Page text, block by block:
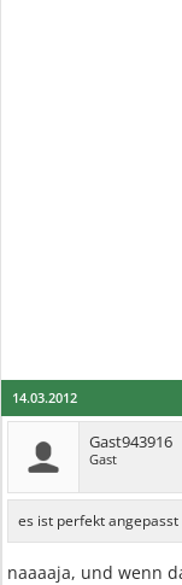
14.03.2012
Gast943916
Gast
es ist perfekt angepasst
naaaaja, und wenn